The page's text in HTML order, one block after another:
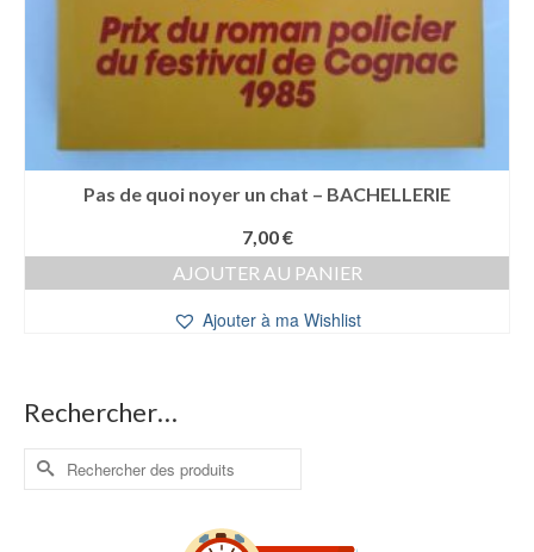
Pas de quoi noyer un chat – BACHELLERIE
7,00€
AJOUTER AU PANIER
Ajouter à ma Wishlist
Rechercher…
Rechercher :